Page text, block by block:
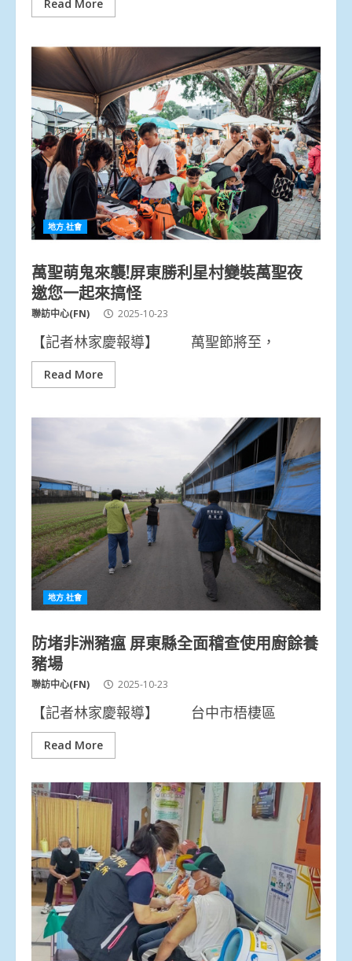
Read More
地方.社會
萬聖萌鬼來襲!屏東勝利星村變裝萬聖夜
邀您一起來搞怪
聯訪中心(FN) 2025-10-23
【記者林家慶報導】 萬聖節將至，
Read More
地方.社會
防堵非洲豬瘟 屏東縣全面稽查使用廚餘養
豬場
聯訪中心(FN) 2025-10-23
【記者林家慶報導】 台中市梧棲區
Read More